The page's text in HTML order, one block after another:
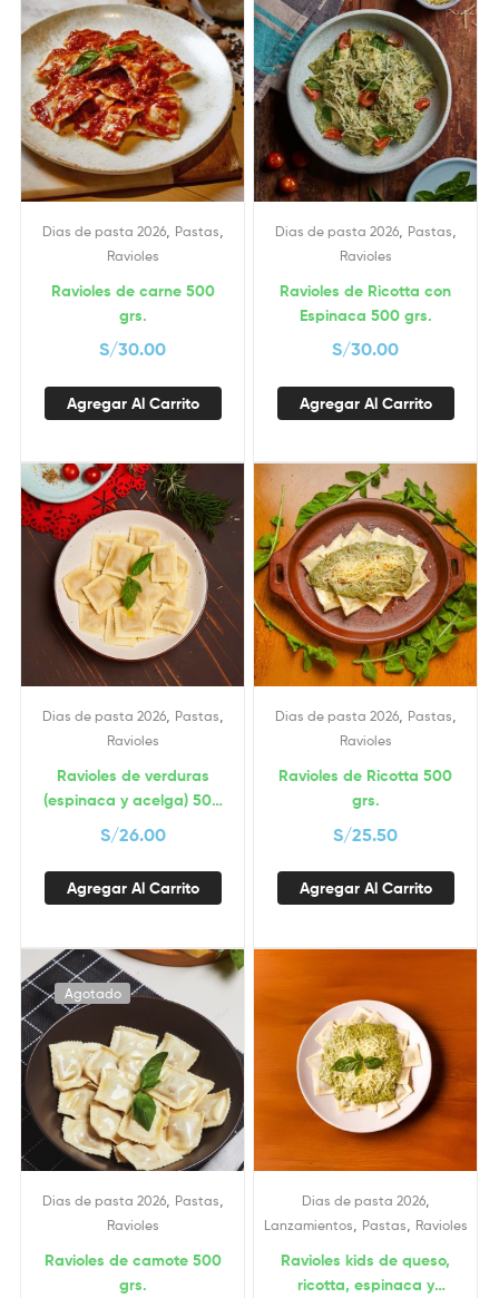
Dias de pasta 2026, Pastas
Ravioles
Ravioles de carne 500
grs.
S/30.00
Agregar Al Carrito
Dias de pasta 2026, Pastas
Ravioles
Ravioles de Ricotta con
Espinaca 500 grs.
S/30.00
Agregar Al Carrito
Dias de pasta 2026, Pastas
Ravioles
Ravioles de verduras
(espinaca y acelga) 500
grs.
S/26.00
Agregar Al Carrito
Dias de pasta 2026, Pastas
Ravioles
Ravioles de Ricotta 500
grs.
S/25.50
Agregar Al Carrito
Agotado
Dias de pasta 2026, Pastas
Ravioles
Ravioles de camote 500
grs.
Dias de pasta 2026,
Lanzamientos Pastas Ravioles
Ravioles kids de queso,
ricotta, espinaca y